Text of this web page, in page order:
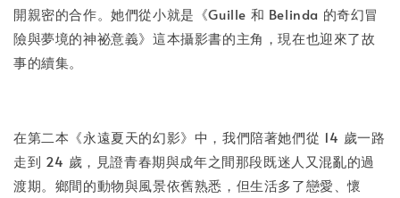
加入購物車
開親密的合作。她們從小就是《Guille 和 Belinda 的奇幻冒
險與夢境的神祕意義》這本攝影書的主角，現在也迎來了故
事的續集。
在第二本《永遠夏天的幻影》中，我們陪著她們從 14 歲一路
走到 24 歲，見證青春期與成年之間那段既迷人又混亂的過
渡期。鄉間的動物與風景依舊熟悉，但生活多了戀愛、懷